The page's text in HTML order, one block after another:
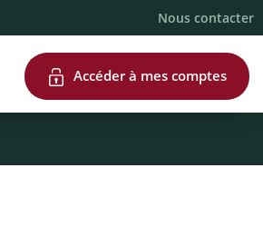
Nous contacter
Accéder à mes comptes